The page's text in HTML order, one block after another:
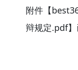
附件【
辩规定.pdf